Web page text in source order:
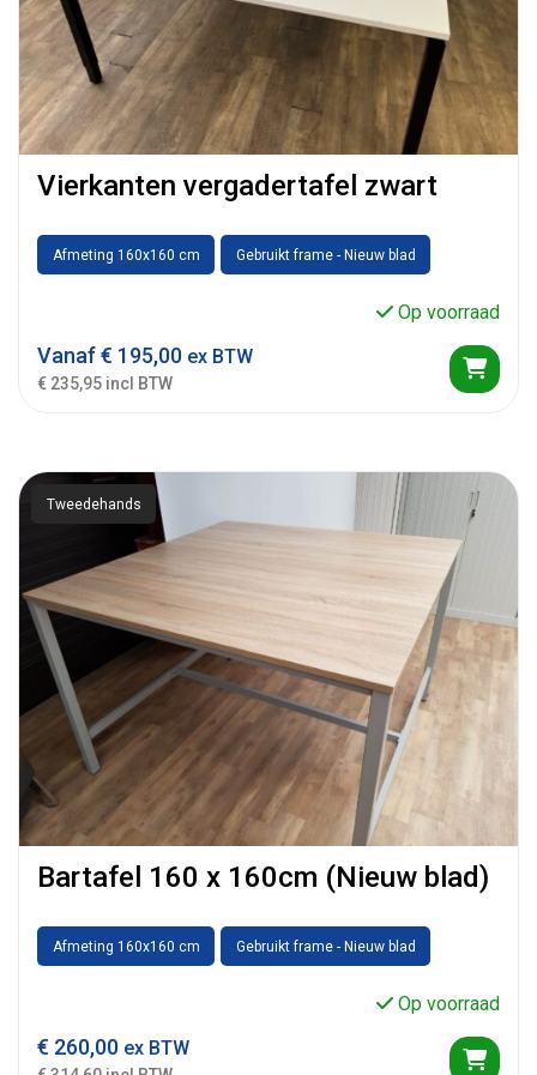
Vierkanten vergadertafel zwart
Afmeting 160x160 cm Gebruikt frame - Nieuw blad
Op voorraad
Vanaf€ 195,00 ex BTW
€ 235,95 incl BTW
Tweedehands
Bartafel 160 x 160cm (Nieuw blad)
Afmeting 160x160 cm Gebruikt frame - Nieuw blad
Op voorraad
€ 260,00 ex BTW